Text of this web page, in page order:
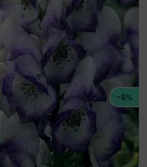
-8%